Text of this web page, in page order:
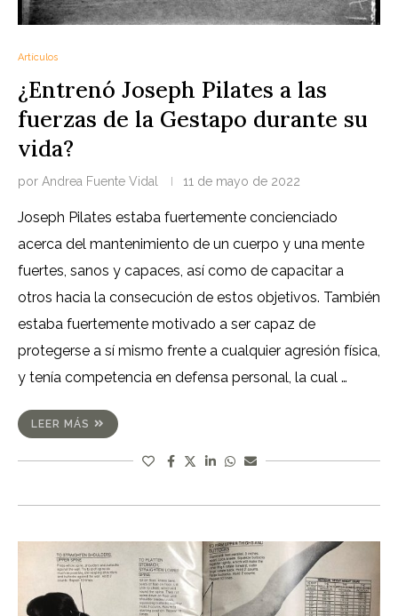
Artículos
¿Entrenó Joseph Pilates a las
fuerzas de la Gestapo durante su
vida?
por Andrea Fuente Vidal 11 de mayo de 2022
Joseph Pilates estaba fuertemente concienciado
acerca del mantenimiento de un cuerpo y una mente
fuertes, sanos y capaces, así como de capacitar a
otros hacia la consecución de estos objetivos. También
estaba fuertemente motivado a ser capaz de
protegerse a sí mismo frente a cualquier agresión física,
y tenía competencia en defensa personal, la cual …
LEER MÁS